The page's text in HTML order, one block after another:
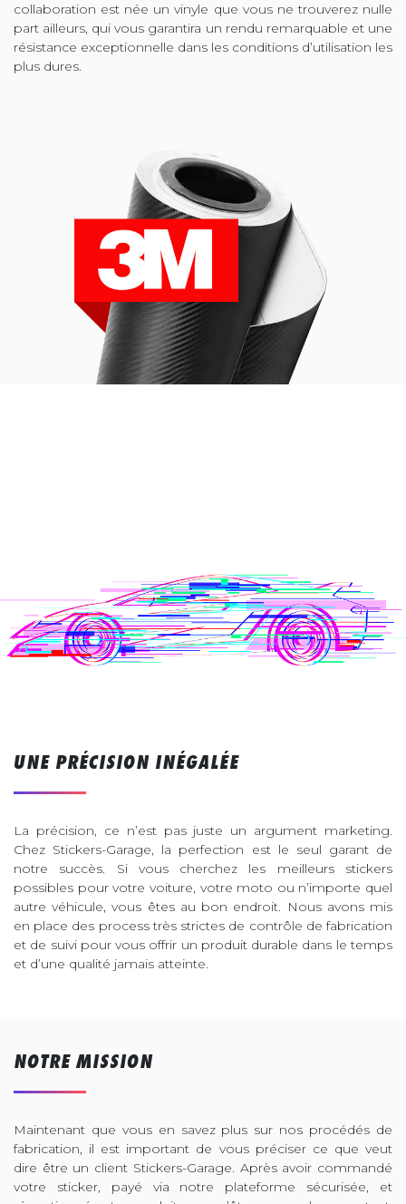
collaboration est née un vinyle que vous ne trouverez nulle
part ailleurs, qui vous garantira un rendu remarquable et une
résistance exceptionnelle dans les conditions d’utilisation les
plus dures.
UNE PRÉCISION INÉGALÉE
La précision, ce n’est pas juste un argument marketing.
Chez Stickers-Garage, la perfection est le seul garant de
notre succès. Si vous cherchez les meilleurs stickers
possibles pour votre voiture, votre moto ou n’importe quel
autre véhicule, vous êtes au bon endroit. Nous avons mis
en place des process très strictes de contrôle de fabrication
et de suivi pour vous offrir un produit durable dans le temps
et d’une qualité jamais atteinte.
NOTRE MISSION
Maintenant que vous en savez plus sur nos procédés de
fabrication, il est important de vous préciser ce que veut
dire être un client Stickers-Garage. Après avoir commandé
votre sticker, payé via notre plateforme sécurisée, et